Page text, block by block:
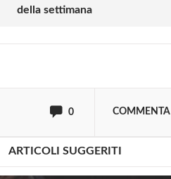
della settimana
0 COMMENTA
Effettua il
ARTICOLI SUGGERITI